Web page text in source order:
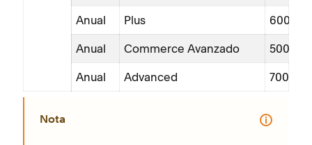
Anual Plus 600
Anual Commerce Avanzado 500
Anual Advanced 700
Nota